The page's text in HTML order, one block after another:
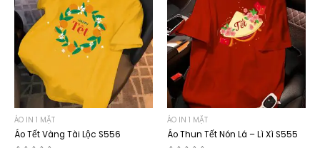
ÁO IN 1 MẶT
Áo Tết Vàng Tài Lộc S556
ÁO IN 1 MẶT
Áo Thun Tết Nón Lá – Lì Xì S555